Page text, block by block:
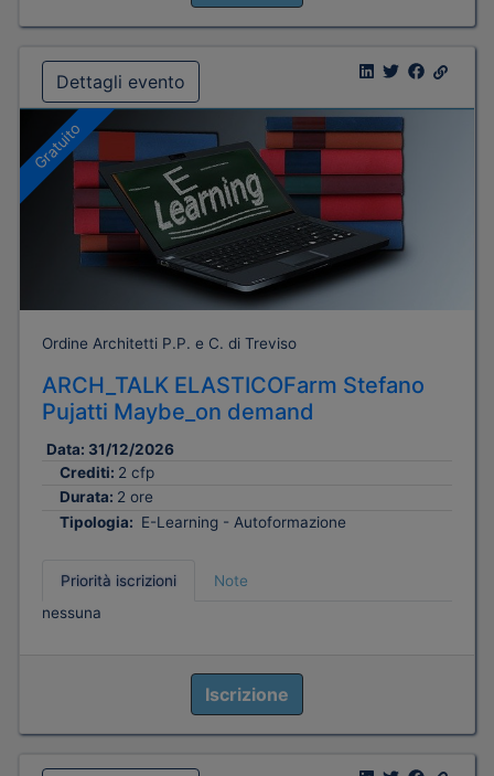
Dettagli evento
Gratuito
Ordine Architetti P.P. e C. di Treviso
ARCH_TALK ELASTICOFarm Stefano
Pujatti Maybe_on demand
Data: 31/12/2026
Crediti: 2 cfp
Durata: 2 ore
Tipologia: E-Learning - Autoformazione
Priorità iscrizioni
Note
nessuna
Iscrizione